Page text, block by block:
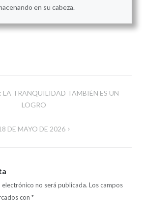
en su cabeza.
LA TRANQUILIDAD TAMBIÉN ES UN
LOGRO
DE MAYO DE 2026
no será publicada. Los campos
con *